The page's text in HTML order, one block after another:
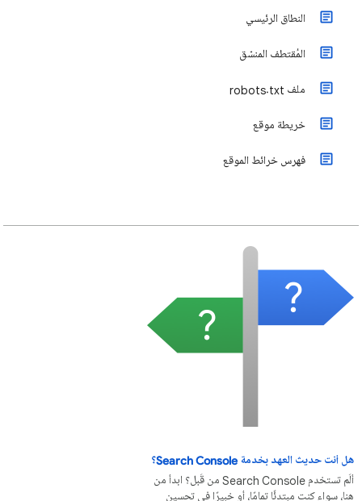
النطاق الرئيسي
المُقتطف المنسّق
ملف robots.txt
خريطة موقع
فهرس خرائط الموقع
هل أنت حديث العهد بخدمة Search Console؟
ألَم تستخدم Search Console من قَبل؟ ابدأ من
هنا، سواء كنت مبتدئًا تمامًا، أو خبيرًا في تحسين